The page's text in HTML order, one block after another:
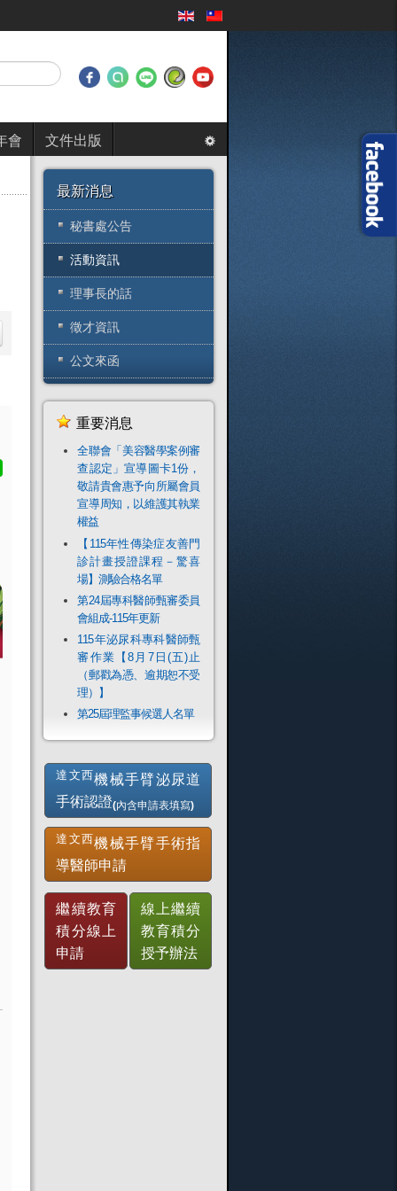
會 文件出版
最新消息
秘書處公告
活動資訊
理事長的話
徵才資訊
公文來函
重要消息
全聯會「​美容醫學案例審
查認定」宣導圖卡1份，
敬請貴會惠予向所屬會員
宣導周知，以維護其執業
權益
【115年性傳染症友善門
診計畫授證課程－驚喜
場】測驗合格名單
第24屆專科醫師甄審委員
會組成-115年更新
115年泌尿科專科醫師甄
審作業【8月7日(五)止
（郵戳為憑、逾期恕不受
理）】
第25屆理監事候選人名單
達文西機械手臂泌尿道
手術認證(內含申請表填寫)
達文西機械手臂手術指
導醫師申請
繼續教育
積分線上
申請
線上繼續
教育積分
授予辦法